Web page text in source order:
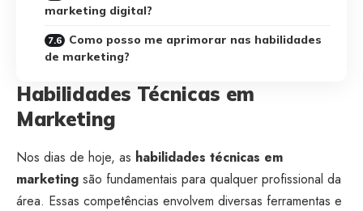
marketing digital?
Como posso me aprimorar nas habilidades
de marketing?
Habilidades Técnicas em
Marketing
Nos dias de hoje, as habilidades técnicas em
marketing são fundamentais para qualquer profissional da
área. Essas competências envolvem diversas ferramentas e